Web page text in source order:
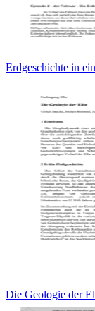
Erdgeschichte in
Die Geologie der